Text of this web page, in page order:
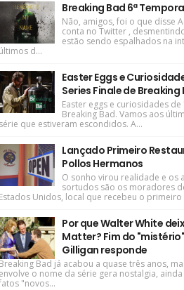
Breaking Bad 6ª
Não, amigos, foi o que disse
conta no Twitter ,
estão sendo espalhados na
últimos d...
Easter Eggs e
Series Finale de Breaking
Easter eggs e curiosidades
Breaking Bad. Vamos aos
série que estiveram escondidos. A...
Lançado Primeiro
Pollos Hermanos
O sonho virou realidade e os
sortudos são os moradores
Estados Unidos, local que recebeu o primeiro
Por que Walter White
Matter? Fim do
Gilligan responde
Breaking Bad já acabou a quase três anos,
envolve o nome da série gera nostalgia,
"novos...